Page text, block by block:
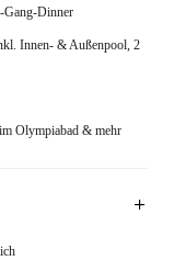
Gang-Dinner
Innen- & Außenpool, 2
Olympiabad & mehr